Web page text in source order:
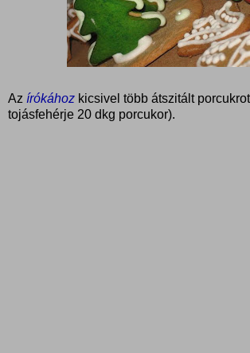
Az írókához kicsivel több átszitált
tojásfehérje 20 dkg porcukor).